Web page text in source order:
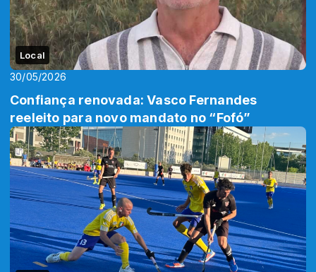
Local
30/05/2026
Confiança renovada: Vasco Fernandes
reeleito para novo mandato no “Fofó”